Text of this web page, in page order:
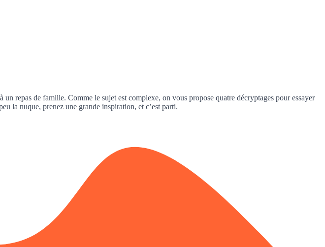
repas de famille. Comme le sujet est complexe, on vous propose quatre décryptages pour essayer
la nuque, prenez une grande inspiration, et c’est parti.